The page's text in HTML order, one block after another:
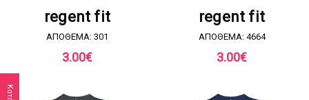
regent fit
ΑΠΟΘΕΜΑ: 301
3.00€
regent fit
ΑΠΟΘΕΜΑ: 4664
3.00€